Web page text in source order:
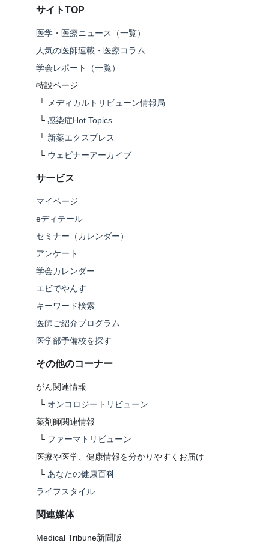
サイトTOP
医学・医療ニュース（一覧）
人気の医師連載・医療コラム
学会レポート（一覧）
特設ページ
└ メディカルトリビューン情報局
└ 感染症Hot Topics
└ 新薬エクスプレス
└ ウェビナーアーカイブ
サービス
マイページ
eディテール
セミナー（カレンダー）
アンケート
学会カレンダー
エビでやんす
キーワード検索
医師ご紹介プログラム
医学部予備校を探す
その他のコーナー
がん関連情報
└ オンコロジートリビューン
薬剤師関連情報
└ ファーマトリビューン
医療や医学、健康情報を分かりやすくお届け
└ あなたの健康百科
ライフスタイル
関連媒体
Medical Tribune新聞版